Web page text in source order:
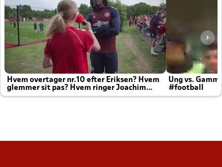
Hvem overtager nr.10 efter Eriksen? Hvem
glemmer sit pas? Hvem ringer Joachim
altid til efter kampe?
Ung vs.
#football